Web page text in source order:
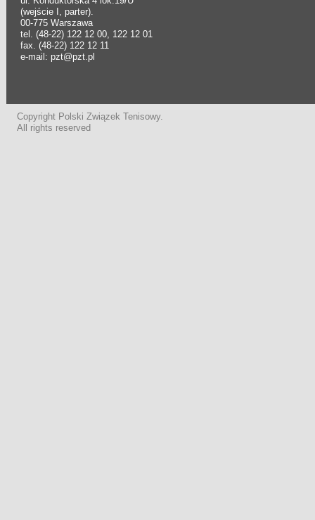
(wejście I, parter).
00-775 Warszawa
tel. (48-22) 122 12 00, 122 12 01
fax. (48-22) 122 12 11
e-mail: pzt@pzt.pl
Copyright Polski Związek Tenisowy.
All rights reserved